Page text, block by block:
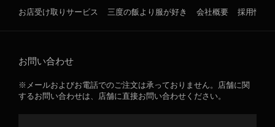
お店受け取りサービス 三度の飯より服が好き 会社概要 採用情報
お問い合わせ
※メールおよびお電話でのご注文は承っておりません。店舗に関
するお問い合わせは、店舗に直接お問い合わせください。